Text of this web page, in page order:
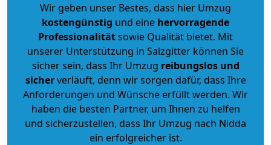
Wir geben unser Bestes, dass hier Umzug
kostengünstig und eine hervorragende
Professionalitätsowie Qualität bietet. Mit
unserer Unterstützung in Salzgitter können Sie
sicher sein, dass Ihr Umzug reibungslos und
sicherverläuft, denn wir sorgen dafür, dass Ihre
Anforderungen und Wünsche erfüllt werden. Wir
haben die besten Partner, um Ihnen zu helfen
und sicherzustellen, dass Ihr Umzug nach Nidda
ein erfolgreicher ist.